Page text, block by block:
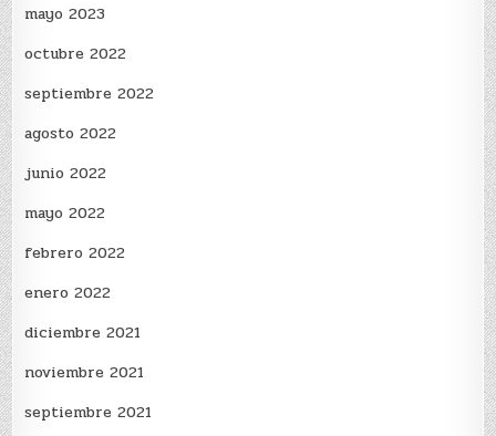
mayo 2023
octubre 2022
septiembre 2022
agosto 2022
junio 2022
mayo 2022
febrero 2022
enero 2022
diciembre 2021
noviembre 2021
septiembre 2021